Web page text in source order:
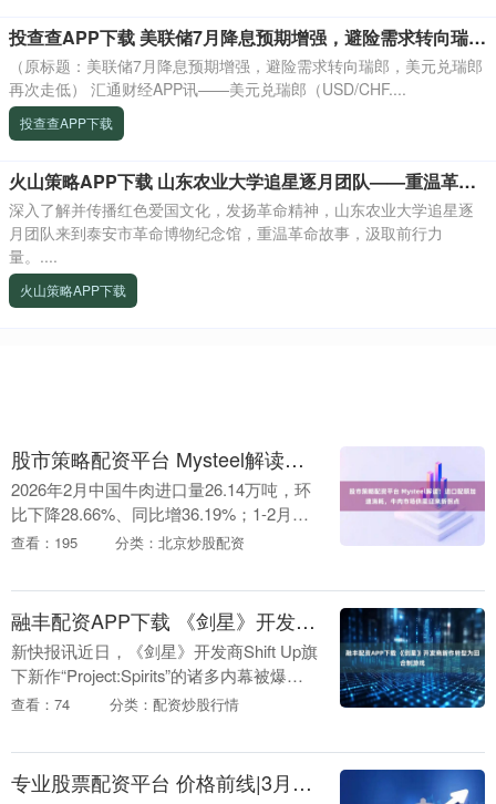
投查查APP下载 美联储7月降息预期增强，避险需求转向瑞郎，美元兑瑞郎再次走低
（原标题：美联储7月降息预期增强，避险需求转向瑞郎，美元兑瑞郎
再次走低） 汇通财经APP讯——美元兑瑞郎（USD/CHF....
投查查APP下载
火山策略APP下载 山东农业大学追星逐月团队——重温革命故事，汲取前行力量
深入了解并传播红色爱国文化，发扬革命精神，山东农业大学追星逐
月团队来到泰安市革命博物纪念馆，重温革命故事，汲取前行力
量。....
火山策略APP下载
股市策略配资平台 Mysteel解读：进口配额加速消耗，牛肉市场供需迎来新拐点
2026年2月中国牛肉进口量26.14万吨，环
比下降28.66%、同比增36.19%；1-2月累
计进口62.78万吨，同比增34.01%。结合
查看：195 分类：北京炒股配资
融丰配资APP下载 《剑星》开发商新作转型为回合制游戏
新快报讯近日，《剑星》开发商Shift Up旗
下新作“Project:Spirits”的诸多内幕被爆
出。据悉，该项目最初代号
查看：74 分类：配资炒股行情
专业股票配资平台 价格前线|3月24日鄂尔多斯天然气异动提示